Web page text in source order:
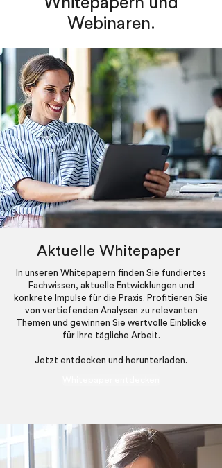
Webinaren.
Aktuelle Whitepaper
In unseren Whitepapern finden Sie fundiertes
Fachwissen, aktuelle Entwicklungen und
konkrete Impulse für die Praxis. Profitieren Sie
von vertiefenden Analysen zu relevanten
Themen und gewinnen Sie wertvolle Einblicke
für Ihre tägliche Arbeit.
Jetzt entdecken und herunterladen.